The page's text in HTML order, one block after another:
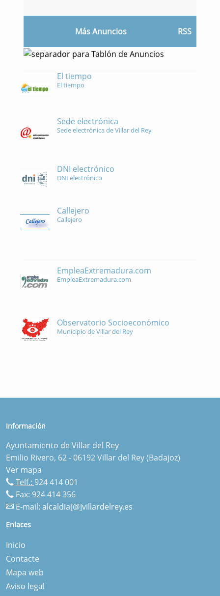
Más Anuncios RSS
El tiempo
El tiempo
Sede electrónica
Sede electrónica de Villar del Rey
DNI electrónico
DNI electrónico
Callejero
Callejero
EmpleaExtremadura.com
EmpleaExtremadura.com
Observatorio Socioeconómico
Municipio de Villar del Rey
Información
Ayuntamiento de Villar del Rey
Emilio Rivero, 62 - 06192 Villar del Rey (Badajoz)
Ver mapa
Telf.: 924 414 001
Fax: 924 414 356
E-mail: alcaldia[@]villardelrey.es
Enlaces
Inicio
Contacte
Mapa web
Aviso legal